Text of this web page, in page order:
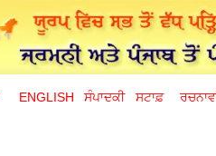
ENGLISH ਸੰਪਾਦਕੀ ਸਟਾਫ਼